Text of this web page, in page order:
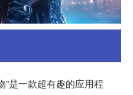
”是一款超有趣的应用程